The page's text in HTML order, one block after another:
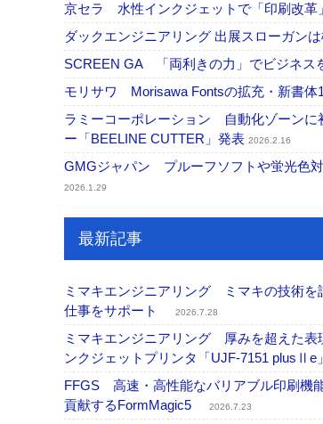
京セラ 水性インクジェットで「印刷改革
ダックエンジニアリング 出展スローガン
SCREEN GA 「両利きの力」でビジネス
モリサワ Morisawa Fontsの拡充・新書体
ラミーコーポレーション 自動化ゾーンに
ー「BEELINE CUTTER」発表 2026.2.16
GMGジャパン プルーフソフトや蛍光色
2026.1.29
最新記事
ミマキエンジニアリング ミマキの技術を
仕事をサポート
2026.7.28
ミマキエンジニアリング 厚みを超えた
ンクジェットプリンタ「UJF-7151 plusⅡe
FFGS 高速・高性能なバリアブル印刷機
貢献するFormMagic5
2026.7.23